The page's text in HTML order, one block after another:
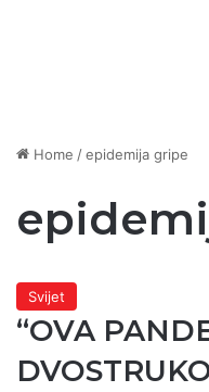
Home /epidemija gripe
Svijet
“OVA